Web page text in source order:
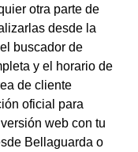
otra parte de
desde la
buscador de
y el horario de
de cliente
oficial para
web con tu
Bellaguarda o